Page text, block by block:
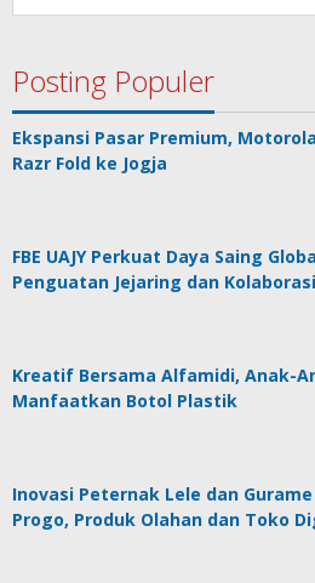
Posting Populer
Ekspansi Pasar Premium,
Razr Fold ke Jogja
FBE UAJY Perkuat Daya Saing
Penguatan Jejaring dan
Kreatif Bersama Alfamidi, Anak-
Manfaatkan Botol Plastik
Inovasi Peternak Lele dan
Progo, Produk Olahan dan Toko